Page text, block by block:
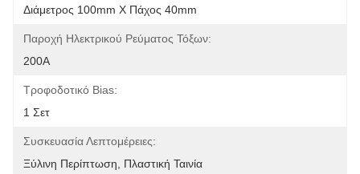
Διάμετρος 100mm X Πάχος 40mm
Παροχή Ηλεκτρικού Ρεύματος Τόξων:
200A
Τροφοδοτικό Bias:
1 Σετ
Συσκευασία Λεπτομέρειες:
Ξύλινη Περίπτωση, Πλαστική Ταινία